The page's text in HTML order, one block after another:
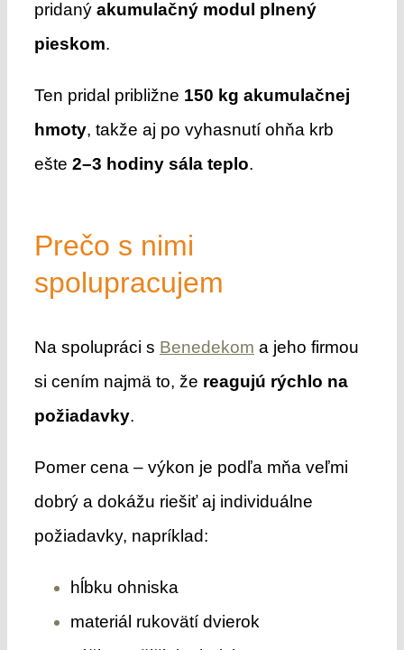
pridaný akumulačný modul plnený
pieskom.
Ten pridal približne 150 kg akumulačnej
hmoty, takže aj po vyhasnutí ohňa krb
ešte 2–3 hodiny sála teplo.
Prečo s nimi
spolupracujem
Na spolupráci s Benedekom a jeho firmou
si cením najmä to, že reagujú rýchlo na
požiadavky.
Pomer cena – výkon je podľa mňa veľmi
dobrý a dokážu riešiť aj individuálne
požiadavky, napríklad:
hĺbku ohniska
materiál rukovätí dvierok